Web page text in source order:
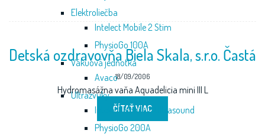
Elektroliečba
Intelect Mobile 2 Stim
PhysioGo 100A
Vákuová jednotka
Avaco
Ultrazvuky
Intelect Mobile 2 Ultrasound
PhysioGo 200A
Detská ozdravovňa Biela Skala, s.r.o. Častá
18/09/2006
Hydromasážna vaňa Aquadelicia mini III L
ČÍTAŤ VIAC